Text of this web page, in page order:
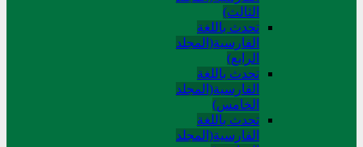
الثالث)
تحدث باللغة
الفارسية(المجلد
الرابع)
تحدث باللغة
الفارسية(المجلد
الخامس)
تحدث باللغة
الفارسية(المجلد